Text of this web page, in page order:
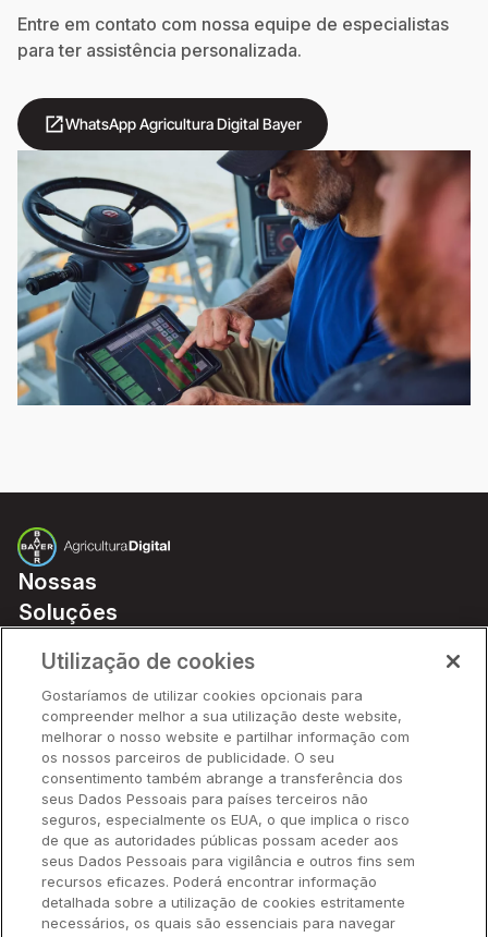
Entre em contato com nossa equipe de especialistas
para ter assistência personalizada.
WhatsApp Agricultura Digital Bayer
open_in_new
Nossas
Soluções
Parceiros
Hardware
Ajuda Rápida
Recursos
Empresa
Contato
Utilização de cookies
Gostaríamos de utilizar cookies opcionais para
compreender melhor a sua utilização deste website,
melhorar o nosso website e partilhar informação com
os nossos parceiros de publicidade. O seu
consentimento também abrange a transferência dos
seus Dados Pessoais para países terceiros não
seguros, especialmente os EUA, o que implica o risco
de que as autoridades públicas possam aceder aos
seus Dados Pessoais para vigilância e outros fins sem
recursos eficazes. Poderá encontrar informação
detalhada sobre a utilização de cookies estritamente
necessários, os quais são essenciais para navegar